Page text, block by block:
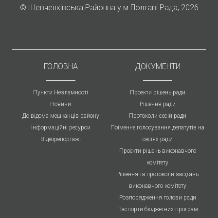
© Шевченківська Районна у м.Полтаві Рада, 2026
ГОЛОВНА
Пункти Незламності
Новини
До відома мешканців району
Інформаційні ресурси
Відеорепортажі
ДОКУМЕНТИ
Проекти рішень ради
Рішення ради
Протоколи cесій ради
Поіменне голосування депатутів на
сесіях ради
Проекти рішень виконавчого
комітету
Рішення та протоколи засідань
виконавчого комітету
Розпорядження голови ради
Паспорти бюджетних програм